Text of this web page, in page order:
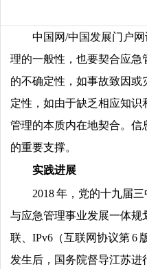
中国网/中国发展门户
理的一般性，也要契合应
的不确定性，如事故致因
定性，如由于缺乏相应知识
管理的本质内在地契合。
的重要支撑。
实践进展
2018 年，党的十九届
与应急管理事业发展一体规
联、IPv6（互联网协议第 6
发生后，国务院督导江苏